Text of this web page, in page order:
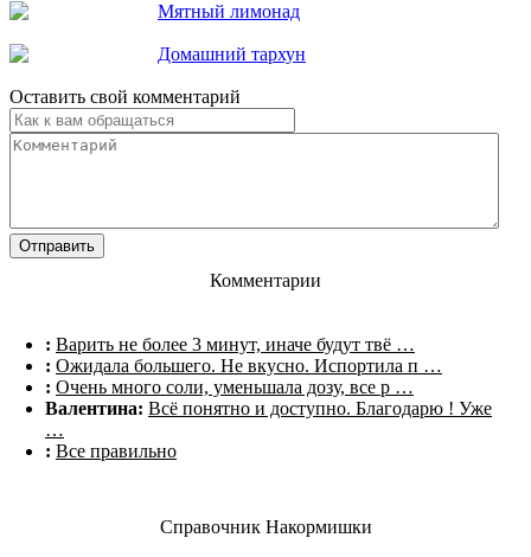
Мятный лимонад
Домашний тархун
Оставить свой комментарий
Комментарии
: Варить не более 3 минут, иначе будут твё …
: Ожидала большего. Не вкусно. Испортила п …
: Очень много соли, уменьшала дозу, все р …
Валентина: Всё понятно и доступно. Благодарю ! Уже
…
: Все правильно
Справочник Накормишки